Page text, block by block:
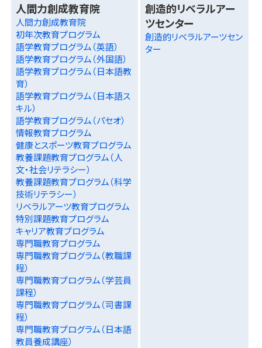
人間力創成教育院
人間力創成教育院
初年次教育プログラム
語学教育プログラム（英語）
語学教育プログラム（外国語）
語学教育プログラム（日本語教
育）
語学教育プログラム（日本語ス
キル）
語学教育プログラム（パセオ）
情報教育プログラム
健康とスポーツ教育プログラム
教養課題教育プログラム（人
文・社会リテラシー）
教養課題教育プログラム（科学
技術リテラシー）
リベラルアーツ教育プログラム
特別課題教育プログラム
キャリア教育プログラム
専門職教育プログラム
専門職教育プログラム（教職課
程）
専門職教育プログラム（学芸員
課程）
専門職教育プログラム（司書課
程）
専門職教育プログラム（日本語
教員養成講座）
創造的リベラルアー
ツセンター
創造的リベラルアーツセン
ター